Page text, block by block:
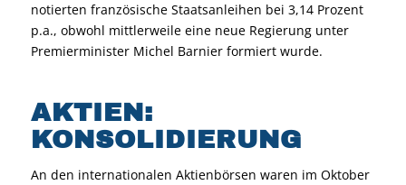
notierten französische Staatsanleihen bei 3,14 Prozent
p.a., obwohl mittlerweile eine neue Regierung unter
Premierminister Michel Barnier formiert wurde.
AKTIEN:
KONSOLIDIERUNG
An den internationalen Aktienbörsen waren im Oktober